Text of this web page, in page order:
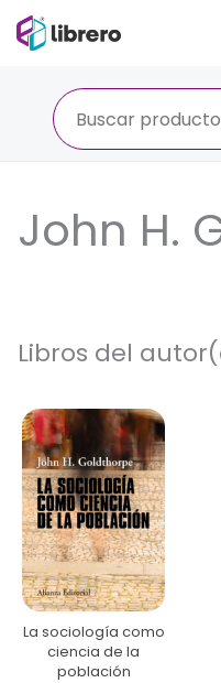
John H.
Libros del
La sociología como
ciencia de la
población